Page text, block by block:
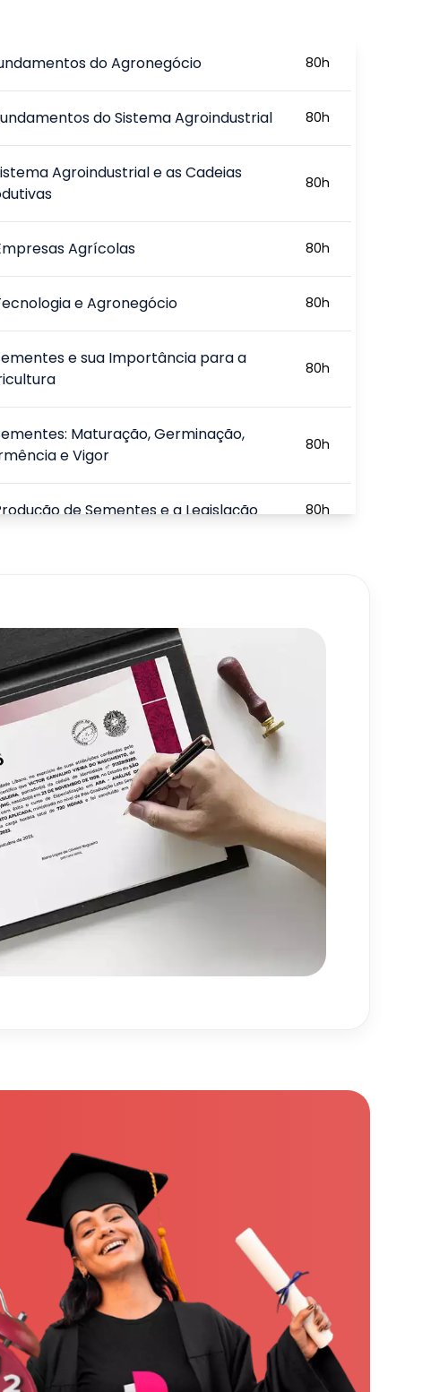
do Agronegócio 80h
do Sistema Agroindustrial 80h
Agroindustrial e as Cadeias
80h
Agrícolas 80h
e Agronegócio 80h
e sua Importância para a
80h
Maturação, Germinação,
e Vigor
80h
de Sementes e a Legislação 80h